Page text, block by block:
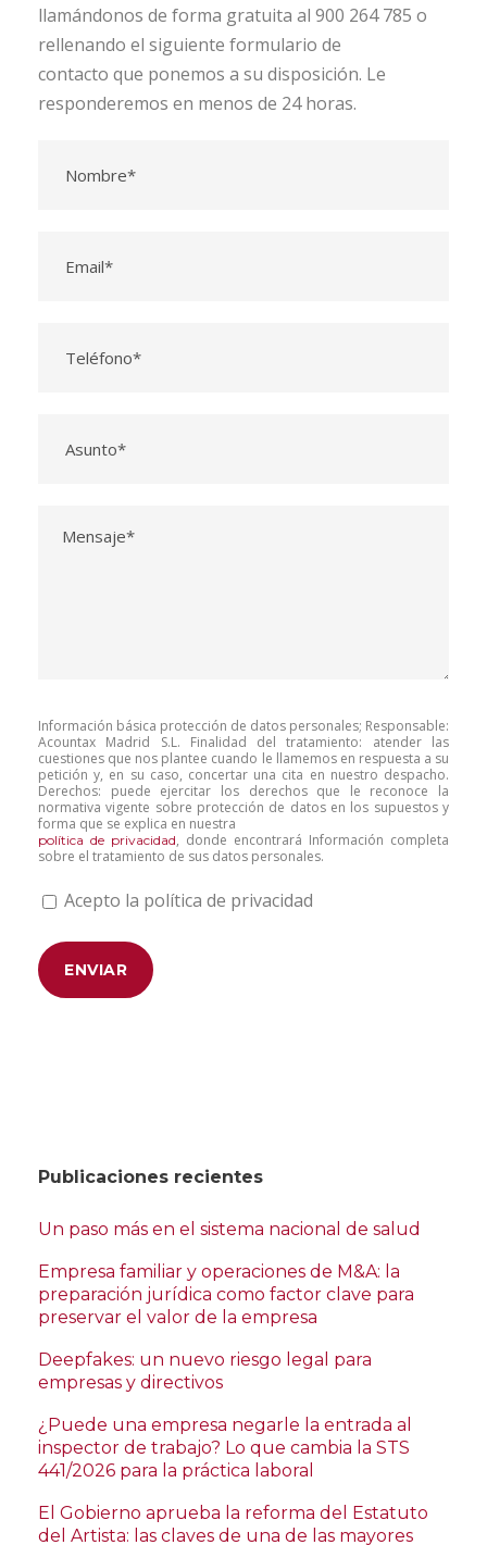
llamándonos de forma gratuita al 900 264 785 o
rellenando el siguiente formulario de
contacto que ponemos a su disposición. Le
responderemos en menos de 24 horas.
Información básica protección de datos personales; Responsable:
Acountax Madrid S.L. Finalidad del tratamiento: atender las
cuestiones que nos plantee cuando le llamemos en respuesta a su
petición y, en su caso, concertar una cita en nuestro despacho.
Derechos: puede ejercitar los derechos que le reconoce la
normativa vigente sobre protección de datos en los supuestos y
forma que se explica en nuestra
política de privacidad, donde encontrará Información completa
sobre el tratamiento de sus datos personales.
Acepto la política de privacidad
Publicaciones recientes
Un paso más en el sistema nacional de salud
Empresa familiar y operaciones de M&A: la
preparación jurídica como factor clave para
preservar el valor de la empresa
Deepfakes: un nuevo riesgo legal para
empresas y directivos
¿Puede una empresa negarle la entrada al
inspector de trabajo? Lo que cambia la STS
441/2026 para la práctica laboral
El Gobierno aprueba la reforma del Estatuto
del Artista: las claves de una de las mayores